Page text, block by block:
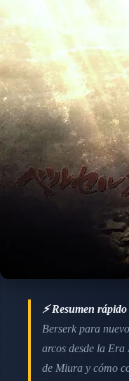
⚡ Resumen
Berserk para
arcos desde la
de Miura y cómo